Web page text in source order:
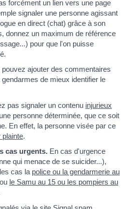
forcément un lien vers une page
signaler une personne agissant
en direct (chat) grâce à son
donnez un maximum de référence
pour que l'on puisse
ajouter des commentaires
de mieux identifier le
pas signaler un contenu injurieux
personne déterminée, que ce soit
En effet, la personne visée par ce
plainte.
cas urgents. En cas d'urgence
qui menace de se suicider...),
cas la police ou la gendarmerie au
ou le Samu au 15 ou les pompiers au